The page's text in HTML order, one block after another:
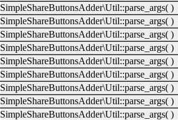
SimpleShareButtonsAdder\Util::parse_args( )
SimpleShareButtonsAdder\Util::parse_args( )
SimpleShareButtonsAdder\Util::parse_args( )
SimpleShareButtonsAdder\Util::parse_args( )
SimpleShareButtonsAdder\Util::parse_args( )
SimpleShareButtonsAdder\Util::parse_args( )
SimpleShareButtonsAdder\Util::parse_args( )
SimpleShareButtonsAdder\Util::parse_args( )
SimpleShareButtonsAdder\Util::parse_args( )